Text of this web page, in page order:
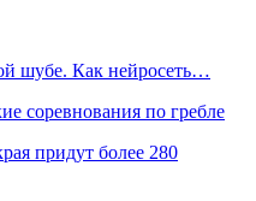
шубе. Как нейросеть…
соревнования по гребле
придут более 280